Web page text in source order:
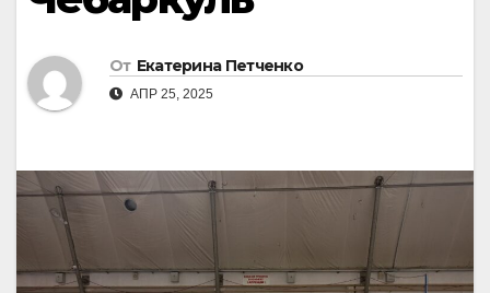
От Екатерина Петченко
АПР 25, 2025